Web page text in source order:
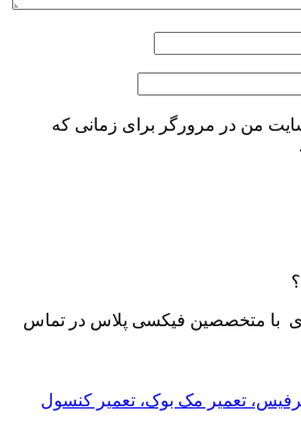
من در مرورگر برای زمانی که
با متخصصین فیکسی پلاس در تماس